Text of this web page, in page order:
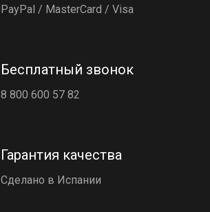
PayPal / MasterCard / Visa
Бесплатный звонок
8 800 600 57 82
Гарантия качества
Сделано в Испании